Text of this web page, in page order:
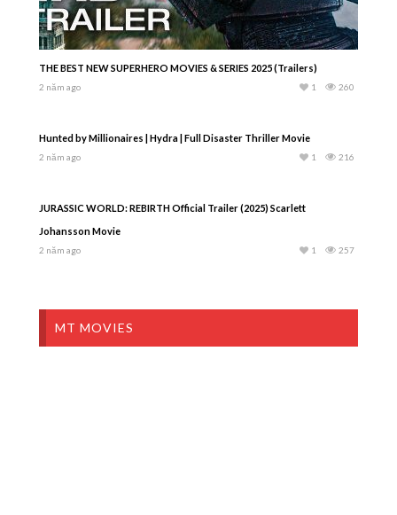
THE BEST NEW SUPERHERO MOVIES & SERIES 2025 (Trailers)
2 năm ago 260
1
Hunted by Millionaires | Hydra | Full Disaster Thriller Movie
2 năm ago 216
1
JURASSIC WORLD: REBIRTH Official Trailer (2025) Scarlett
Johansson Movie
2 năm ago 257
1
MT MOVIES